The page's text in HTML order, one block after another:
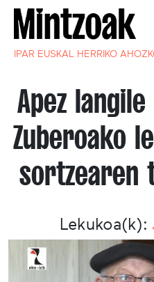
IPAR EUSKAL HERRIKO
Apez
Zuberoako
sortzearen
Lekukoa(k):